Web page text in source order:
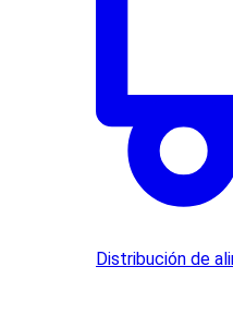
Distribución de